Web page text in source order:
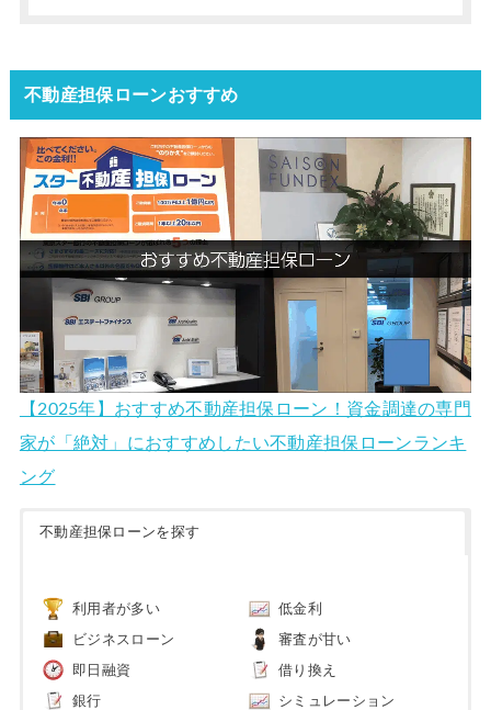
不動産担保ローンおすすめ
【2025年】おすすめ不動産担保ローン！資金調達の専門
家が「絶対」におすすめしたい不動産担保ローンランキ
ング
不動産担保ローンを探す
利用者が多い 低金利
ビジネスローン 審査が甘い
即日融資 借り換え
銀行 シミュレーション